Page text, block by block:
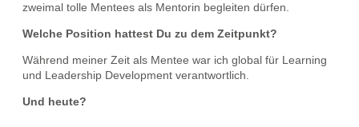
zweimal tolle Mentees als Mentorin begleiten dürfen.
Welche Position hattest Du zu dem Zeitpunkt?
Während meiner Zeit als Mentee war ich global für Learning
und Leadership Development verantwortlich.
Und heute?